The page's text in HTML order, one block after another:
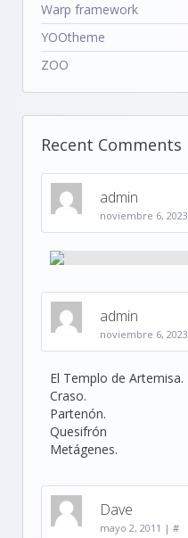
Warp framework
YOOtheme
ZOO
Recent Comments
admin
noviembre 6, 2023
admin
noviembre 6, 2023
El Templo de Artemisa.
Craso.
Partenón.
Quesifrón
Metágenes.
Dave
mayo 2, 2011 | #